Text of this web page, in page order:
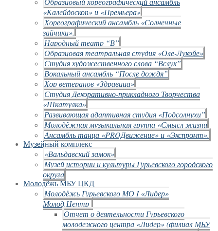
«Калейдоскоп» и «Премьера»
Хореографический ансамбль «Солнечные
зайчики».
Народный театр “В”
Образцовая театральная студия «Оле-Лукойе»
Студия художественного слова “Вслух”
Вокальный ансамбль “После дождя”
Хор ветеранов «Здравица»
Студия Декоративно-прикладного Творчества
«Шкатулка»
Развивающая адаптивная студия «Подсолнухи”
Молодёжная музыкальная группа «Смысл жизни
Ансамбль танца «PROДвижение» и «Экспромт».
Музейный комплекс
«Вальдавский замок»
Музей истории и культуры Гурьевского городского
округа
Молодёжь МБУ ЦКД
Молодёжь Гурьевского МО I «Лидер»
Молод.Центр
Отчет о деятельности Гурьевского
молодежного центра «Лидер» (филиал МБУ